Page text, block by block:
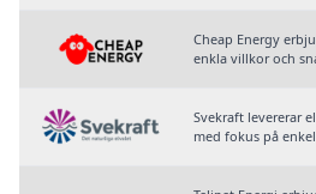
Cheap Energy
enkla villkor och
Svekraft levererar
med fokus på